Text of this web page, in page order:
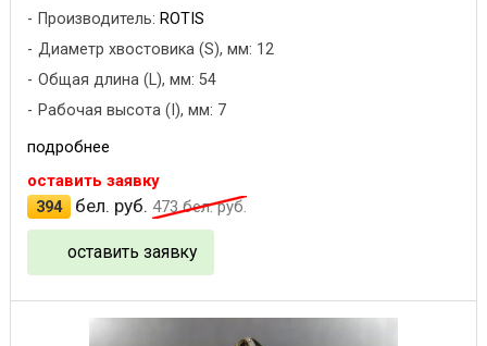
Производитель: ROTIS
Диаметр хвостовика (S), мм: 12
Общая длина (L), мм: 54
Рабочая высота (I), мм: 7
подробнее
оставить заявку
394
бел. руб. 473бел. руб.
оставить заявку